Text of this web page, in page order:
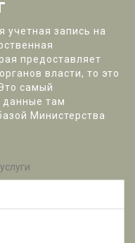
учетная запись на
предоставляет
власти, то это
самый
данные там
Министерства